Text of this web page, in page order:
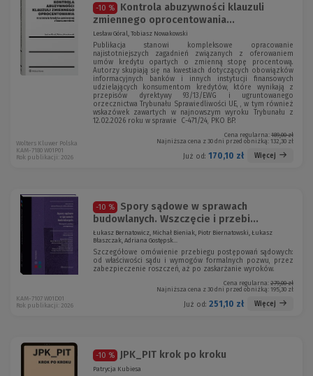
-10 %
Kontrola abuzywności klauzuli
zmiennego oprocentowania...
Lesław Góral, Tobiasz Nowakowski
Publikacja stanowi kompleksowe opracowanie
najistotniejszych zagadnień związanych z oferowaniem
umów kredytu opartych o zmienną stopę procentową.
Autorzy skupiają się na kwestiach dotyczących obowiązków
informacyjnych banków i innych instytucji finansowych
udzielających konsumentom kredytów, które wynikają z
przepisów dyrektywy 93/13/EWG i ugruntowanego
orzecznictwa Trybunału Sprawiedliwości UE, , w tym również
wskazówek zawartych w najnowszym wyroku Trybunału z
12.02.2026 roku w sprawie C-471/24, PKO BP.
Cena regularna: 189,00 zł
Najniższa cena z 30 dni przed obniżką: 132,30 zł
Już od: 170,10 zł Więcej
Wolters Kluwer Polska
KAM-7180 W01P01
Rok publikacji: 2026
-10 %
Spory sądowe w sprawach
budowlanych. Wszczęcie i przebi...
Łukasz Bernatowicz, Michał Bieniak, Piotr Biernatowski, Łukasz
Błaszczak, Adriana Gostępsk...
Szczegółowe omówienie przebiegu postępowań sądowych:
od właściwości sądu i wymogów formalnych pozwu, przez
zabezpieczenie roszczeń, aż po zaskarżanie wyroków.
Cena regularna: 279,00 zł
Najniższa cena z 30 dni przed obniżką: 195,30 zł
Już od: 251,10 zł Więcej
KAM-7107 W01D01
Rok publikacji: 2026
-10 % JPK_PIT krok po kroku
Patrycja Kubiesa